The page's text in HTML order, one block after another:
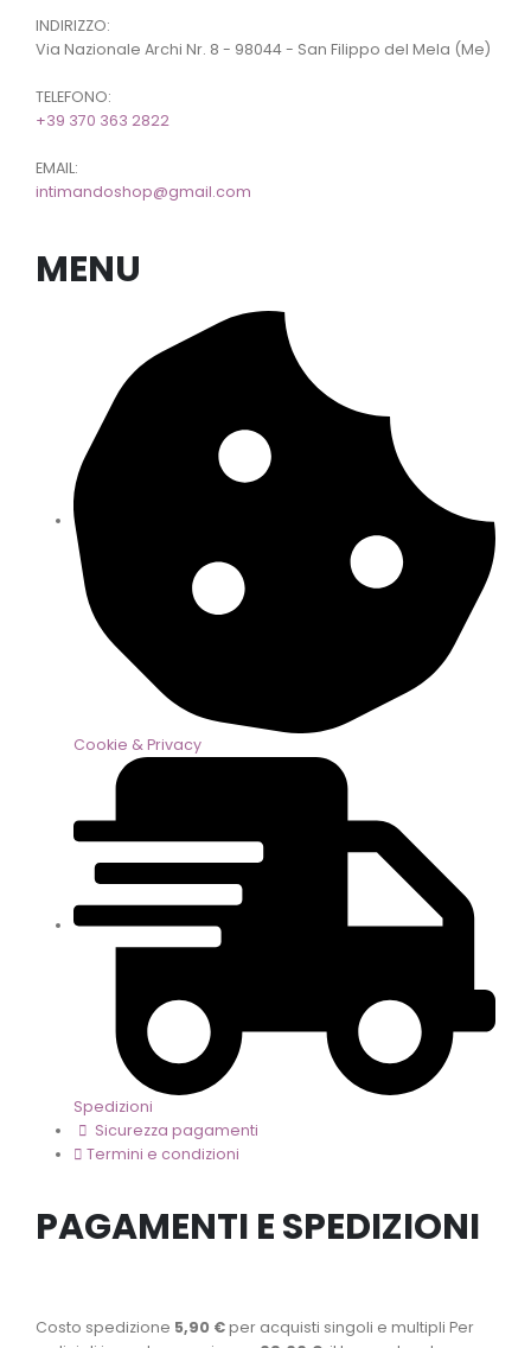
INDIRIZZO:
Via Nazionale Archi Nr. 8 - 98044 - San Filippo del Mela (Me)
TELEFONO:
+39 370 363 2822
EMAIL:
intimandoshop@gmail.com
MENU
Cookie & Privacy
Spedizioni
Sicurezza pagamenti
Termini e condizioni
PAGAMENTI E SPEDIZIONI
Costo spedizione 5,90 €per acquisti singoli e multipli Per